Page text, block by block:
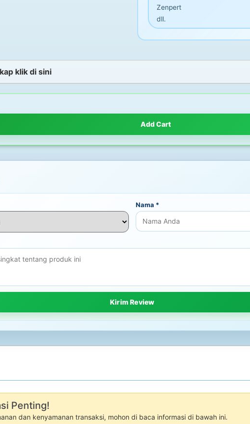
Zenpert
dll.
klik di sini
Add Cart
Nama *
Penting!
dan kenyamanan transaksi, mohon di baca informasi di bawah ini.